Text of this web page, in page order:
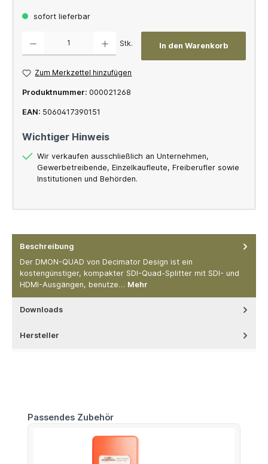
sofort lieferbar
Stk. In den Warenkorb
Zum Merkzettel hinzufügen
Produktnummer: 000021268
EAN: 5060417390151
Wichtiger Hinweis
Wir verkaufen ausschließlich an Unternehmen,
Gewerbetreibende, Einzelkaufleute, Freiberufler sowie
Institutionen und Behörden.
Beschreibung
Der DMON-QUAD von Decimator Design ist ein
kostengünstiger, kompakter SDI-Quad-Splitter mit SDI- und
HDMI-Ausgängen, benutze… Mehr
Downloads
Hersteller
Produktgalerie überspringen
Passendes Zubehör